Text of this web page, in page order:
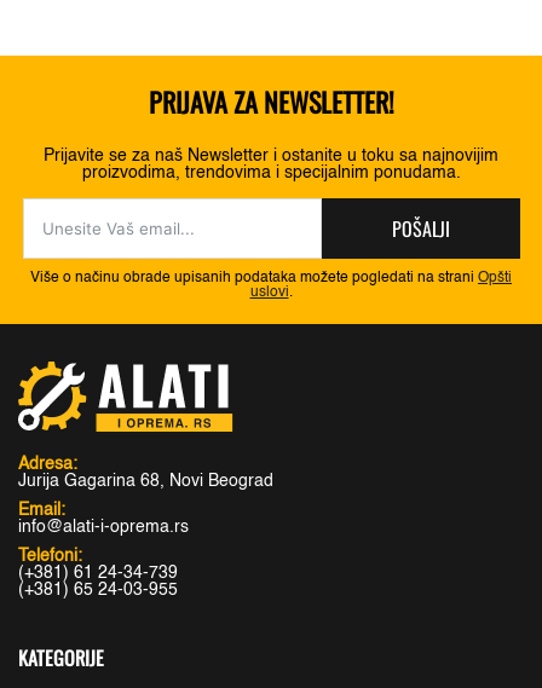
PRIJAVA ZA NEWSLETTER!
Prijavite se za naš Newsletter i ostanite u toku sa najnovijim
proizvodima, trendovima i specijalnim ponudama.
POŠALJI
Više o načinu obrade upisanih podataka možete pogledati na strani Opšti
uslovi.
Adresa:
Jurija Gagarina 68, Novi Beograd
Email:
info@alati-i-oprema.rs
Telefoni:
(+381) 61 24-34-739
(+381) 65 24-03-955
KATEGORIJE